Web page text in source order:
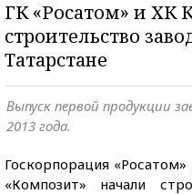
ГК «Росатом» и ХК
строительство
Татарстане
Выпуск первой продукции
2013 года.
Госкорпорация
«Композит» начали